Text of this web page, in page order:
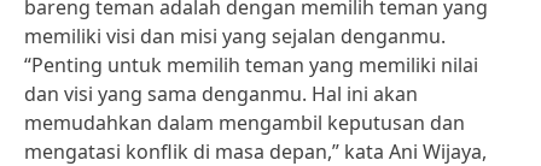
bareng teman adalah dengan memilih teman yang
memiliki visi dan misi yang sejalan denganmu.
“Penting untuk memilih teman yang memiliki nilai
dan visi yang sama denganmu. Hal ini akan
memudahkan dalam mengambil keputusan dan
mengatasi konflik di masa depan,” kata Ani Wijaya,